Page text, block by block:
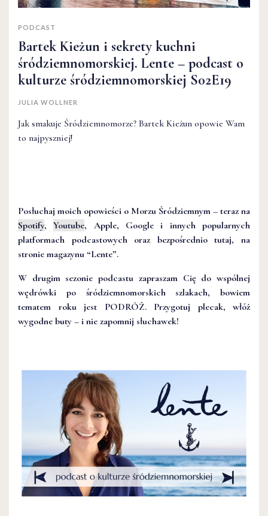
PODCAST
Bartek Kieżun i sekrety kuchni
śródziemnomorskiej. Lente – podcast o
kulturze śródziemnomorskiej S02E19
JULIA WOLLNER
Jak smakuje Śródziemnomorze? Bartek Kieżun opowie Wam
to najpyszniej!
Posłuchaj moich opowieści o Morzu Śródziemnym – teraz na
Spotify,Youtube, Apple, Google i innych popularnych
platformach podcastowych oraz bezpośrednio tutaj, na
stronie magazynu “Lente”.
W drugim sezonie podcastu zapraszam Cię do wspólnej
wędrówki po śródziemnomorskich szlakach, bowiem
tematem roku jest PODRÓŻ. Przygotuj plecak, włóż
wygodne buty – i nie zapomnij słuchawek!